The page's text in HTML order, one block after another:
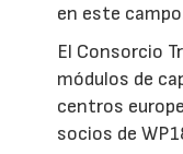
en este
El Consorcio
módulos de
centros
socios de